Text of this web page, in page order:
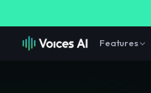
Features